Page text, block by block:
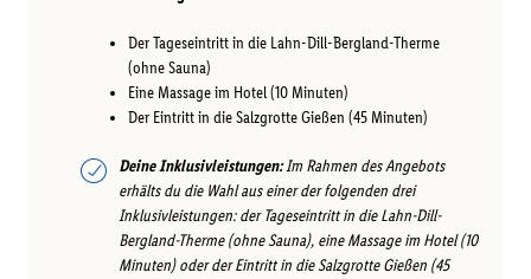
Der Tageseintritt in die Lahn-Dill-Bergland-Therme
(ohne Sauna)
Eine Massage im Hotel (10 Minuten)
Der Eintritt in die Salzgrotte Gießen (45 Minuten)
Deine Inklusivleistungen:Im Rahmen des Angebots
erhälts du die Wahl aus einer der folgenden drei
Inklusivleistungen: der Tageseintritt in die Lahn-Dill-
Bergland-Therme (ohne Sauna), eine Massage im Hotel (10
Minuten) oder der Eintritt in die Salzgrotte Gießen (45